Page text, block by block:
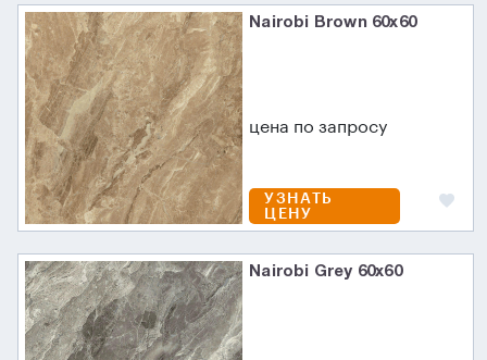
Nairobi Brown 60x60
цена по запросу
УЗНАТЬ
ЦЕНУ
Nairobi Grey 60x60